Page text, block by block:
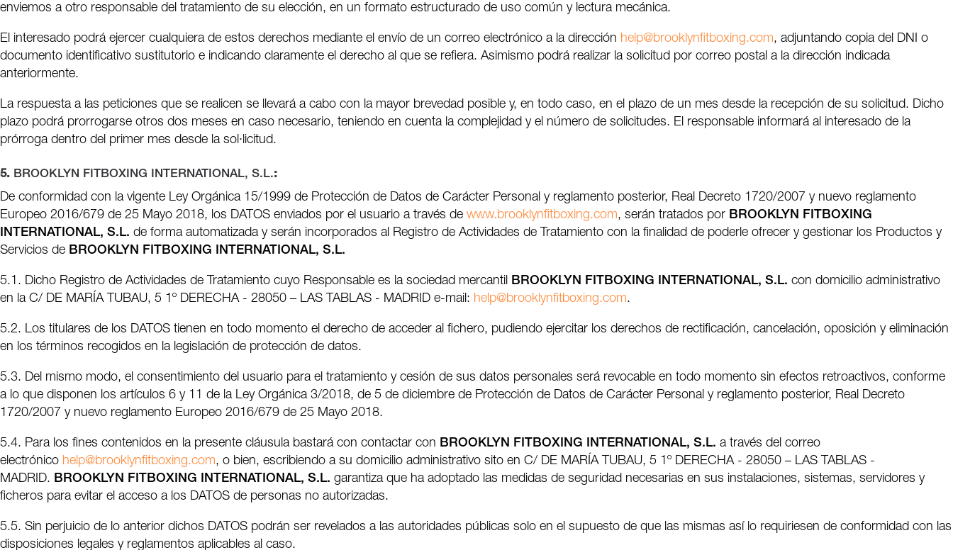
enviemos a otro responsable del tratamiento de su elección, en un formato estructurado de uso común y lectura mecánica.
El interesado podrá ejercer cualquiera de estos derechos mediante el envío de un correo electrónico a la dirección help@brooklynfitboxing.com, adjuntando copia del DNI o
documento identificativo sustitutorio e indicando claramente el derecho al que se refiera. Asimismo podrá realizar la solicitud por correo postal a la dirección indicada
anteriormente.
La respuesta a las peticiones que se realicen se llevará a cabo con la mayor brevedad posible y, en todo caso, en el plazo de un mes desde la recepción de su solicitud. Dicho
plazo podrá prorrogarse otros dos meses en caso necesario, teniendo en cuenta la complejidad y el número de solicitudes. El responsable informará al interesado de la
prórroga dentro del primer mes desde la sol·licitud.
5. BROOKLYN FITBOXING INTERNATIONAL, S.L.:
De conformidad con la vigente Ley Orgánica 15/1999 de Protección de Datos de Carácter Personal y reglamento posterior, Real Decreto 1720/2007 y nuevo reglamento
Europeo 2016/679 de 25 Mayo 2018, los DATOS enviados por el usuario a través de www.brooklynfitboxing.com, serán tratados por BROOKLYN FITBOXING
INTERNATIONAL, S.L. de forma automatizada y serán incorporados al Registro de Actividades de Tratamiento con la finalidad de poderle ofrecer y gestionar los Productos y
Servicios de BROOKLYN FITBOXING INTERNATIONAL, S.L.
5.1. Dicho Registro de Actividades de Tratamiento cuyo Responsable es la sociedad mercantil BROOKLYN FITBOXING INTERNATIONAL, S.L. con domicilio administrativo
en la C/ DE MARÍA TUBAU, 5 1º DERECHA - 28050 – LAS TABLAS - MADRID e-mail: help@brooklynfitboxing.com.
5.2. Los titulares de los DATOS tienen en todo momento el derecho de acceder al fichero, pudiendo ejercitar los derechos de rectificación, cancelación, oposición y eliminación
en los términos recogidos en la legislación de protección de datos.
5.3. Del mismo modo, el consentimiento del usuario para el tratamiento y cesión de sus datos personales será revocable en todo momento sin efectos retroactivos, conforme
a lo que disponen los artículos 6 y 11 de la Ley Orgánica 3/2018, de 5 de diciembre de Protección de Datos de Carácter Personal y reglamento posterior, Real Decreto
1720/2007 y nuevo reglamento Europeo 2016/679 de 25 Mayo 2018.
5.4. Para los fines contenidos en la presente cláusula bastará con contactar con BROOKLYN FITBOXING INTERNATIONAL, S.L. a través del correo
electrónico help@brooklynfitboxing.com, o bien, escribiendo a su domicilio administrativo sito en C/ DE MARÍA TUBAU, 5 1º DERECHA - 28050 – LAS TABLAS -
MADRID. BROOKLYN FITBOXING INTERNATIONAL, S.L. garantiza que ha adoptado las medidas de seguridad necesarias en sus instalaciones, sistemas, servidores y
ficheros para evitar el acceso a los DATOS de personas no autorizadas.
5.5. Sin perjuicio de lo anterior dichos DATOS podrán ser revelados a las autoridades públicas solo en el supuesto de que las mismas así lo requiriesen de conformidad con las
disposiciones legales y reglamentos aplicables al caso.